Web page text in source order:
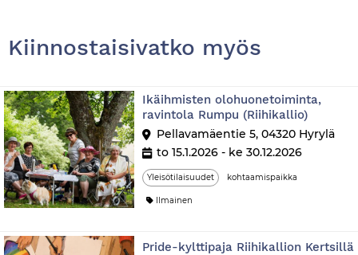
Kiinnostaisivatko myös
Ikäihmisten olohuonetoiminta,
ravintola Rumpu (Riihikallio)
Pellavamäentie 5, 04320 Hyrylä
to 15.1.2026 - ke 30.12.2026
Yleisötilaisuudet kohtaamispaikka
Ilmainen
Pride-kylttipaja Riihikallion Kertsillä